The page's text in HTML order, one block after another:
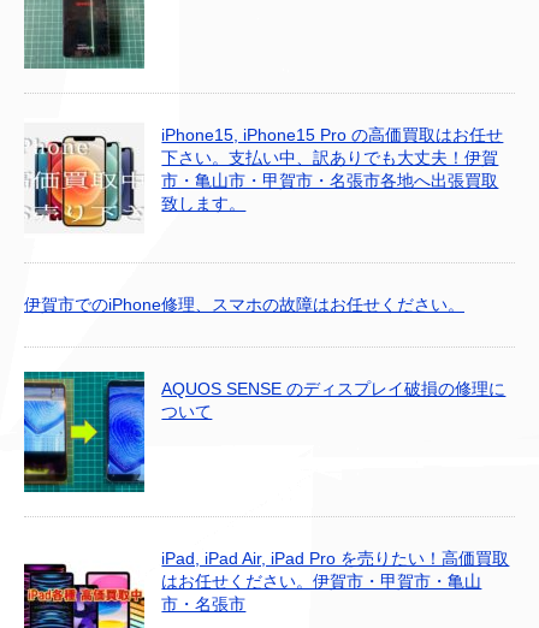
iPhone15, iPhone15 Pro の高価買取はお任せ
下さい。支払い中、訳ありでも大丈夫！伊賀
市・亀山市・甲賀市・名張市各地へ出張買取
致します。
伊賀市でのiPhone修理、スマホの故障はお任せください。
AQUOS SENSE のディスプレイ破損の修理に
ついて
iPad, iPad Air, iPad Pro を売りたい！高価買取
はお任せください。伊賀市・甲賀市・亀山
市・名張市